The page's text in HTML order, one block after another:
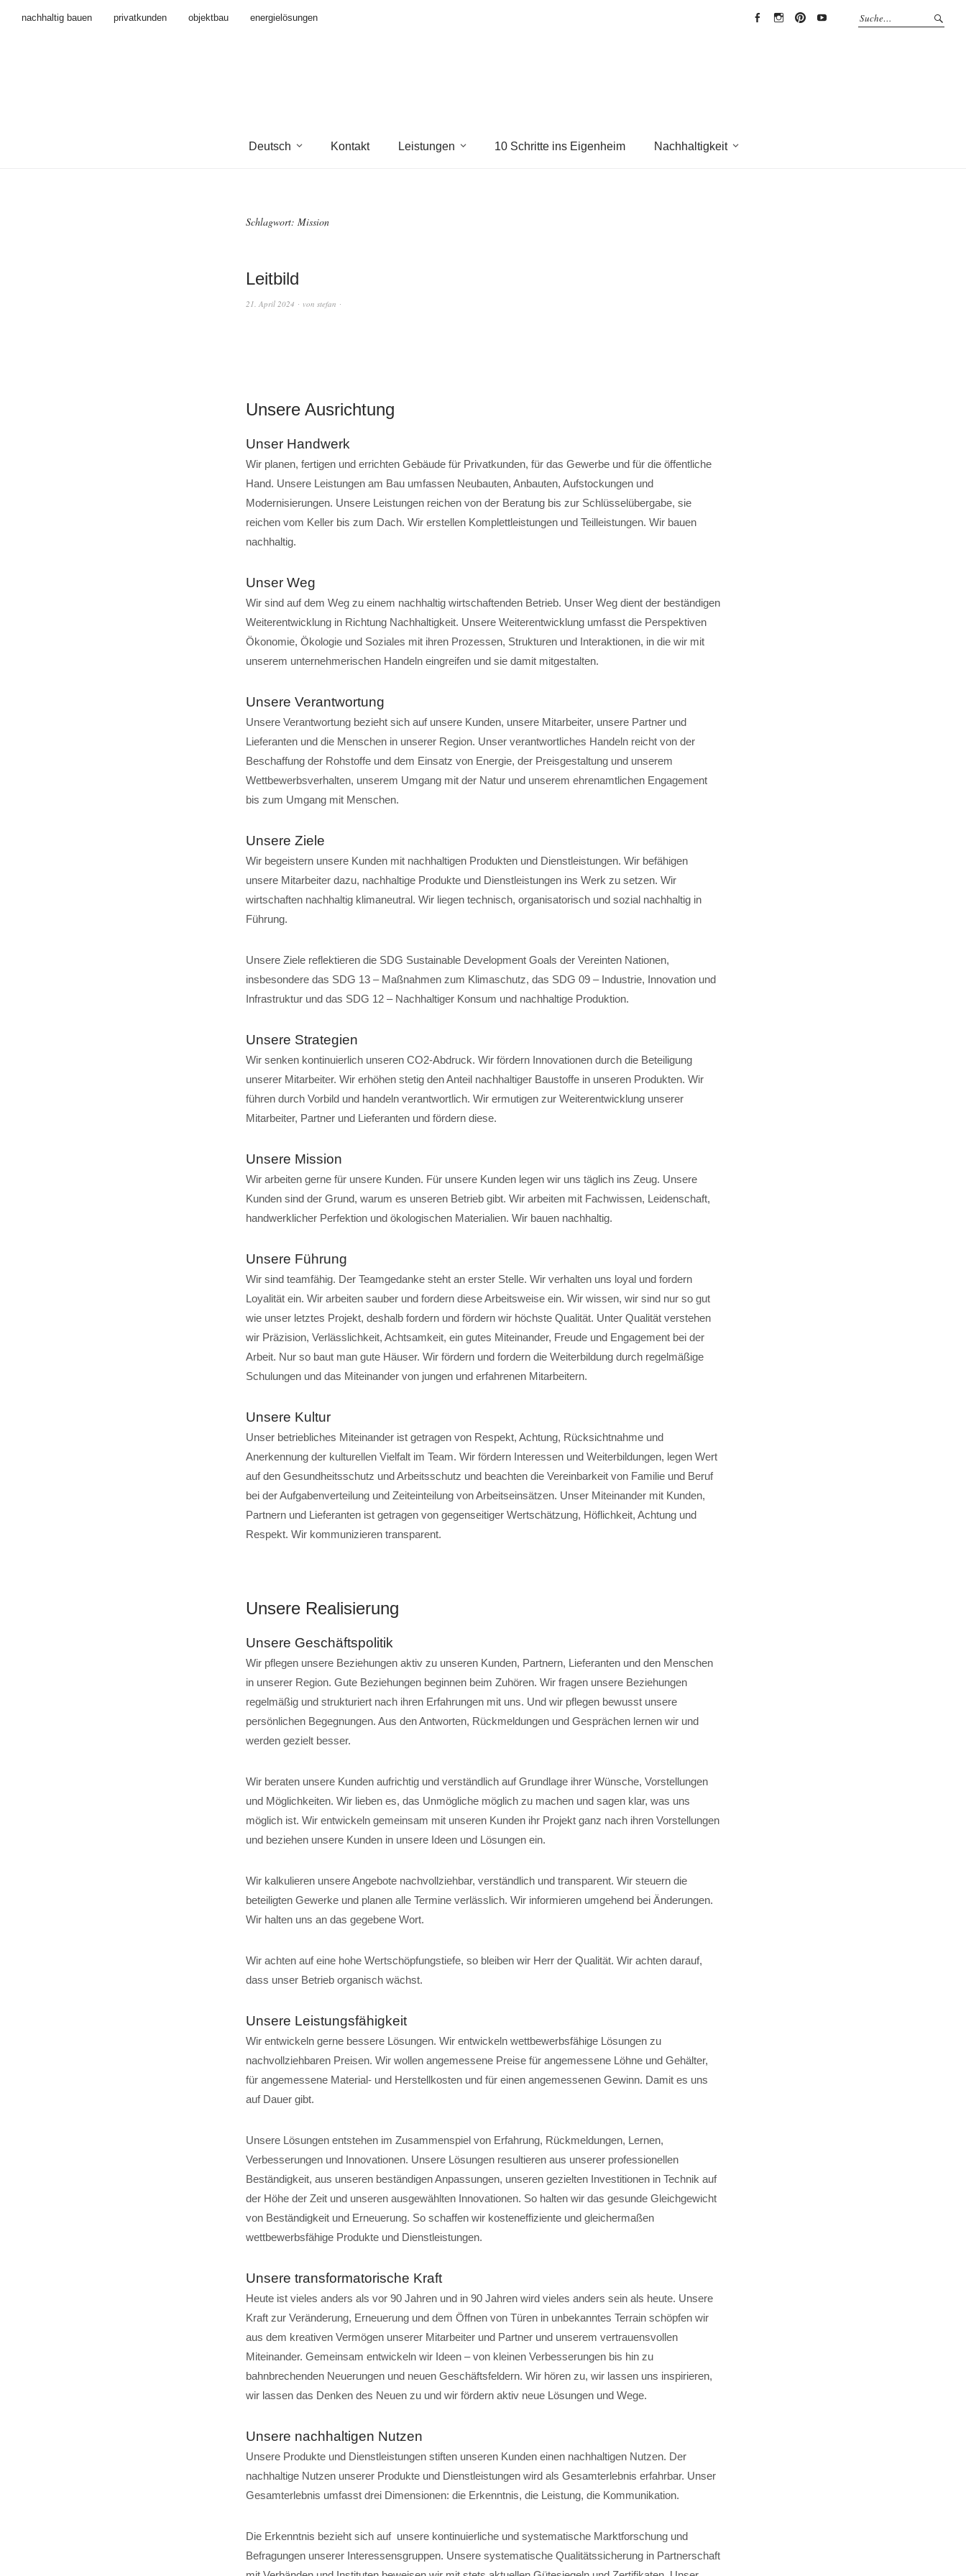
nachhaltig bauen privatkunden objektbau
energielösungen
Deutsch Kontakt Leistungen 10 Schritte ins Eigenheim Nachhaltigkeit
Schlagwort: Mission
Leitbild
21. April 2024 von stefan
Unsere Ausrichtung
Unser Handwerk
Wir planen, fertigen und errichten Gebäude für Privatkunden, für das Gewerbe und für die öffentliche
Hand. Unsere Leistungen am Bau umfassen Neubauten, Anbauten, Aufstockungen und
Modernisierungen. Unsere Leistungen reichen von der Beratung bis zur Schlüsselübergabe, sie
reichen vom Keller bis zum Dach. Wir erstellen Komplettleistungen und Teilleistungen. Wir bauen
nachhaltig.
Unser Weg
Wir sind auf dem Weg zu einem nachhaltig wirtschaftenden Betrieb. Unser Weg dient der beständigen
Weiterentwicklung in Richtung Nachhaltigkeit. Unsere Weiterentwicklung umfasst die Perspektiven
Ökonomie, Ökologie und Soziales mit ihren Prozessen, Strukturen und Interaktionen, in die wir mit
unserem unternehmerischen Handeln eingreifen und sie damit mitgestalten.
Unsere Verantwortung
Unsere Verantwortung bezieht sich auf unsere Kunden, unsere Mitarbeiter, unsere Partner und
Lieferanten und die Menschen in unserer Region. Unser verantwortliches Handeln reicht von der
Beschaffung der Rohstoffe und dem Einsatz von Energie, der Preisgestaltung und unserem
Wettbewerbsverhalten, unserem Umgang mit der Natur und unserem ehrenamtlichen Engagement
bis zum Umgang mit Menschen.
Unsere Ziele
Wir begeistern unsere Kunden mit nachhaltigen Produkten und Dienstleistungen. Wir befähigen
unsere Mitarbeiter dazu, nachhaltige Produkte und Dienstleistungen ins Werk zu setzen. Wir
wirtschaften nachhaltig klimaneutral. Wir liegen technisch, organisatorisch und sozial nachhaltig in
Führung.
Unsere Ziele reflektieren die SDG Sustainable Development Goals der Vereinten Nationen,
insbesondere das SDG 13 – Maßnahmen zum Klimaschutz, das SDG 09 – Industrie, Innovation und
Infrastruktur und das SDG 12 – Nachhaltiger Konsum und nachhaltige Produktion.
Unsere Strategien
Wir senken kontinuierlich unseren CO2-Abdruck. Wir fördern Innovationen durch die Beteiligung
unserer Mitarbeiter. Wir erhöhen stetig den Anteil nachhaltiger Baustoffe in unseren Produkten. Wir
führen durch Vorbild und handeln verantwortlich. Wir ermutigen zur Weiterentwicklung unserer
Mitarbeiter, Partner und Lieferanten und fördern diese.
Unsere Mission
Wir arbeiten gerne für unsere Kunden. Für unsere Kunden legen wir uns täglich ins Zeug. Unsere
Kunden sind der Grund, warum es unseren Betrieb gibt. Wir arbeiten mit Fachwissen, Leidenschaft,
handwerklicher Perfektion und ökologischen Materialien. Wir bauen nachhaltig.
Unsere Führung
Wir sind teamfähig. Der Teamgedanke steht an erster Stelle. Wir verhalten uns loyal und fordern
Loyalität ein. Wir arbeiten sauber und fordern diese Arbeitsweise ein. Wir wissen, wir sind nur so gut
wie unser letztes Projekt, deshalb fordern und fördern wir höchste Qualität. Unter Qualität verstehen
wir Präzision, Verlässlichkeit, Achtsamkeit, ein gutes Miteinander, Freude und Engagement bei der
Arbeit. Nur so baut man gute Häuser. Wir fördern und fordern die Weiterbildung durch regelmäßige
Schulungen und das Miteinander von jungen und erfahrenen Mitarbeitern.
Unsere Kultur
Unser betriebliches Miteinander ist getragen von Respekt, Achtung, Rücksichtnahme und
Anerkennung der kulturellen Vielfalt im Team. Wir fördern Interessen und Weiterbildungen, legen Wert
auf den Gesundheitsschutz und Arbeitsschutz und beachten die Vereinbarkeit von Familie und Beruf
bei der Aufgabenverteilung und Zeiteinteilung von Arbeitseinsätzen. Unser Miteinander mit Kunden,
Partnern und Lieferanten ist getragen von gegenseitiger Wertschätzung, Höflichkeit, Achtung und
Respekt. Wir kommunizieren transparent.
Unsere Realisierung
Unsere Geschäftspolitik
Wir pflegen unsere Beziehungen aktiv zu unseren Kunden, Partnern, Lieferanten und den Menschen
in unserer Region. Gute Beziehungen beginnen beim Zuhören. Wir fragen unsere Beziehungen
regelmäßig und strukturiert nach ihren Erfahrungen mit uns. Und wir pflegen bewusst unsere
persönlichen Begegnungen. Aus den Antworten, Rückmeldungen und Gesprächen lernen wir und
werden gezielt besser.
Wir beraten unsere Kunden aufrichtig und verständlich auf Grundlage ihrer Wünsche, Vorstellungen
und Möglichkeiten. Wir lieben es, das Unmögliche möglich zu machen und sagen klar, was uns
möglich ist. Wir entwickeln gemeinsam mit unseren Kunden ihr Projekt ganz nach ihren Vorstellungen
und beziehen unsere Kunden in unsere Ideen und Lösungen ein.
Wir kalkulieren unsere Angebote nachvollziehbar, verständlich und transparent. Wir steuern die
beteiligten Gewerke und planen alle Termine verlässlich. Wir informieren umgehend bei Änderungen.
Wir halten uns an das gegebene Wort.
Wir achten auf eine hohe Wertschöpfungstiefe, so bleiben wir Herr der Qualität. Wir achten darauf,
dass unser Betrieb organisch wächst.
Unsere Leistungsfähigkeit
Wir entwickeln gerne bessere Lösungen. Wir entwickeln wettbewerbsfähige Lösungen zu
nachvollziehbaren Preisen. Wir wollen angemessene Preise für angemessene Löhne und Gehälter,
für angemessene Material- und Herstellkosten und für einen angemessenen Gewinn. Damit es uns
auf Dauer gibt.
Unsere Lösungen entstehen im Zusammenspiel von Erfahrung, Rückmeldungen, Lernen,
Verbesserungen und Innovationen. Unsere Lösungen resultieren aus unserer professionellen
Beständigkeit, aus unseren beständigen Anpassungen, unseren gezielten Investitionen in Technik auf
der Höhe der Zeit und unseren ausgewählten Innovationen. So halten wir das gesunde Gleichgewicht
von Beständigkeit und Erneuerung. So schaffen wir kosteneffiziente und gleichermaßen
wettbewerbsfähige Produkte und Dienstleistungen.
Unsere transformatorische Kraft
Heute ist vieles anders als vor 90 Jahren und in 90 Jahren wird vieles anders sein als heute. Unsere
Kraft zur Veränderung, Erneuerung und dem Öffnen von Türen in unbekanntes Terrain schöpfen wir
aus dem kreativen Vermögen unserer Mitarbeiter und Partner und unserem vertrauensvollen
Miteinander. Gemeinsam entwickeln wir Ideen – von kleinen Verbesserungen bis hin zu
bahnbrechenden Neuerungen und neuen Geschäftsfeldern. Wir hören zu, wir lassen uns inspirieren,
wir lassen das Denken des Neuen zu und wir fördern aktiv neue Lösungen und Wege.
Unsere nachhaltigen Nutzen
Unsere Produkte und Dienstleistungen stiften unseren Kunden einen nachhaltigen Nutzen. Der
nachhaltige Nutzen unserer Produkte und Dienstleistungen wird als Gesamterlebnis erfahrbar. Unser
Gesamterlebnis umfasst drei Dimensionen: die Erkenntnis, die Leistung, die Kommunikation.
Die Erkenntnis bezieht sich auf unsere kontinuierliche und systematische Marktforschung und
Befragungen unserer Interessensgruppen. Unsere systematische Qualitätssicherung in Partnerschaft